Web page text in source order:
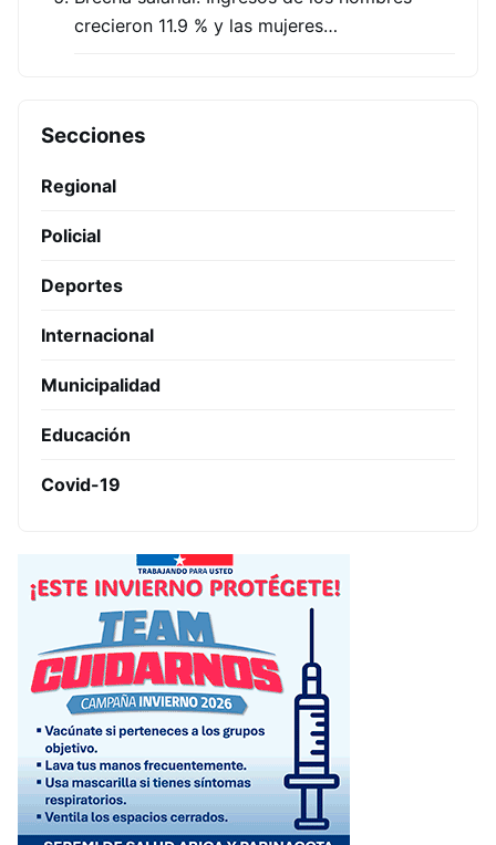
crecieron 11.9 % y las mujeres…
Secciones
Regional
Policial
Deportes
Internacional
Municipalidad
Educación
Covid-19